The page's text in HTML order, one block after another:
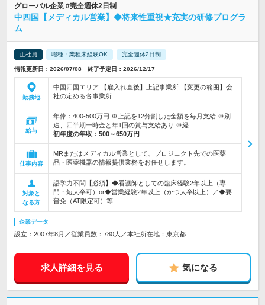
グローバル企業 #完全週休2日制
中四国【メディカル営業】◆将来性重視★充実の研修プログラ
ム
正社員 職種・業種未経験OK 完全週休2日制
情報更新日：2026/07/08 終了予定日：2026/12/17
勤務地
中国四国エリア 【雇入れ直後】上記事業所 【変更の範囲】会
社の定める各事業所
給与
年俸：400-500万円 ※上記を12分割した金額を毎月支給 ※別
途、四半期一時金と年1回の賞与支給あり ※経…
初年度の年収： 500～650万円
仕事内容
MRまたはメディカル営業として、プロジェクト先での医薬
品・医薬機器の情報提供業務をお任せします。
対象と
なる方
語学力不問【必須】◆看護師としての臨床経験2年以上（専
門・短大卒可）or◆営業経験2年以上（かつ大卒以上）／◆要
普免（AT限定可）等
企業データ
設立：2007年8月／従業員数：780人／本社所在地：東京都
求人詳細を見る 気になる